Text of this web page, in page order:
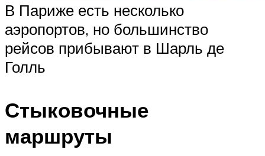
В Париже есть несколько
аэропортов, но большинство
рейсов прибывают в Шарль де
Голль
Стыковочные
маршруты